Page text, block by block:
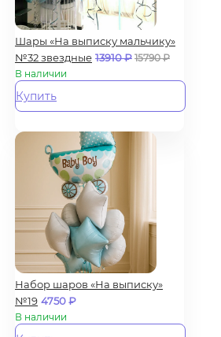
Шары «На выписку мальчику»
№32 звездные 13910₽ 15790₽
В наличии
Купить
Набор шаров «На выписку»
№19 4750₽
В наличии